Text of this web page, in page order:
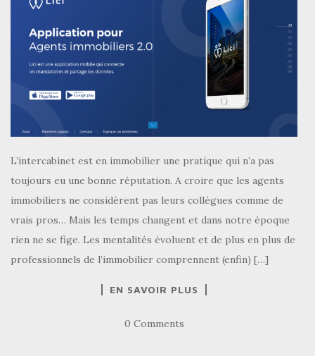
L’intercabinet est en immobilier une pratique qui n’a pas
toujours eu une bonne réputation. A croire que les agents
immobiliers ne considèrent pas leurs collègues comme de
vrais pros… Mais les temps changent et dans notre époque
rien ne se fige. Les mentalités évoluent et de plus en plus de
professionnels de l’immobilier comprennent (enfin) […]
EN SAVOIR PLUS
0 Comments